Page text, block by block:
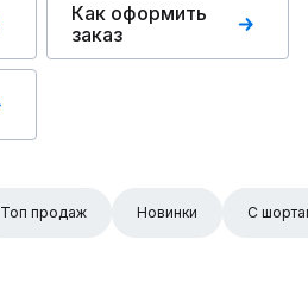
Как оформить
заказ
Топ продаж Новинки С